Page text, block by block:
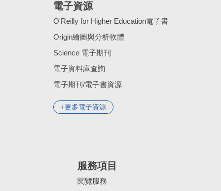
電子資源
O'Reilly for Higher Education電子書
Origin繪圖與分析軟體
Science 電子期刊
電子資料庫查詢
電子期刊/電子書資源
更多電子資源
服務項目
閱覽服務